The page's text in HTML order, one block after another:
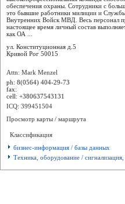
обеспечения охраны. Сотрудники с
это бывшие работники милиции и
Внутренних Войск МВД. Весь персонал
настоящее время личный состав
как ОА ...
ул. Конституционная д.5
Кривой Рог 50015
Attn: Mark Menzel
ph: 8(0564) 404-29-73
fax:
cell: +380637543131
ICQ: 399451504
Просмотр карты / маршрута
Классификация
бизнес-информация / базы данных
Техника, оборудование / сигнализация,